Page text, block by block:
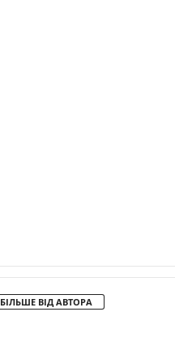
БІЛЬШЕ ВІД АВТОРА